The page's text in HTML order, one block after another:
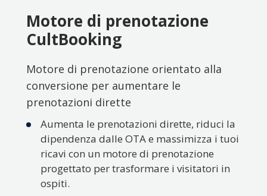
Motore di prenotazione
CultBooking
Motore di prenotazione orientato alla
conversione per aumentare le
prenotazioni dirette
Aumenta le prenotazioni dirette, riduci la
dipendenza dalle OTA e massimizza i tuoi
ricavi con un motore di prenotazione
progettato per trasformare i visitatori in
ospiti.